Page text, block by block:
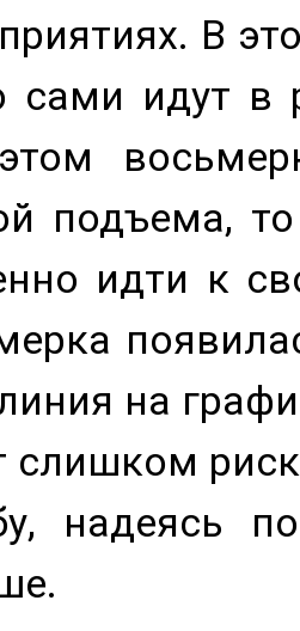
В
сами идут в
подъема,
идти к
на
слишком
надеясь